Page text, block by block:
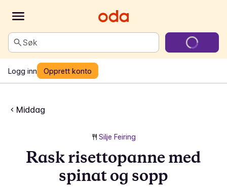
Søk
Logg inn Opprett konto
Middag
Silje Feiring
Rask risettopanne med
spinat og sopp